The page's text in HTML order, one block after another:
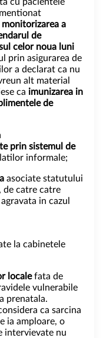
a
de
celor noua luni
prin asigurarea de
a declarat ca nu
alt material
ca imunizarea in
de
prin sistemul de
informale;
asociate statutului
de catre catre
in cazul
la cabinetele
localefata de
vulnerabile
prenatala.
ca sarcina
ia amploare, o
intervievate nu